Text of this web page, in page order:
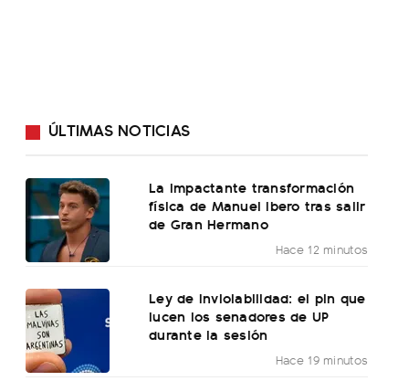
ÚLTIMAS NOTICIAS
La impactante transformación
física de Manuel Ibero tras salir
de Gran Hermano
Hace 12 minutos
Ley de Inviolabilidad: el pin que
lucen los senadores de UP
durante la sesión
Hace 19 minutos